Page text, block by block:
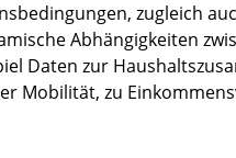
zugleich
Abhängigkeiten
Daten zur
Mobilität, zu